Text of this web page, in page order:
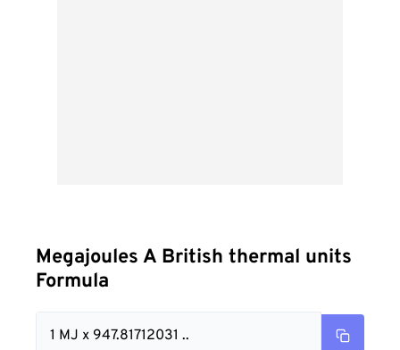
Megajoules A British thermal units
Formula
1 MJ x 947.81712031 ..